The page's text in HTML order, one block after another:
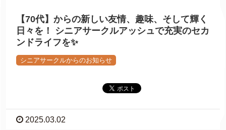
【70代】からの新しい友情、趣味、そして輝く
日々を！ シニアサークルアッシュで充実のセカ
ンドライフを✨
シニアサークルからのお知らせ
2025.03.02